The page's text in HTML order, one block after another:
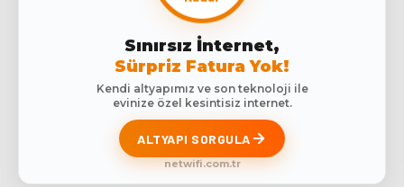
Sınırsız İnternet,
Sürpriz Fatura Yok!
Kendi altyapımız ve son teknoloji ile
evinize özel kesintisiz internet.
ALTYAPI SORGULA
netwifi.com.tr